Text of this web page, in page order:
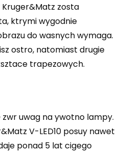
zosta
ktrymi wygodnie
do wasnych wymaga.
ostro, natomiast drugie
trapezowych.
uwag na ywotno lampy.
V-LED10 posuy nawet
ponad 5 lat cigego